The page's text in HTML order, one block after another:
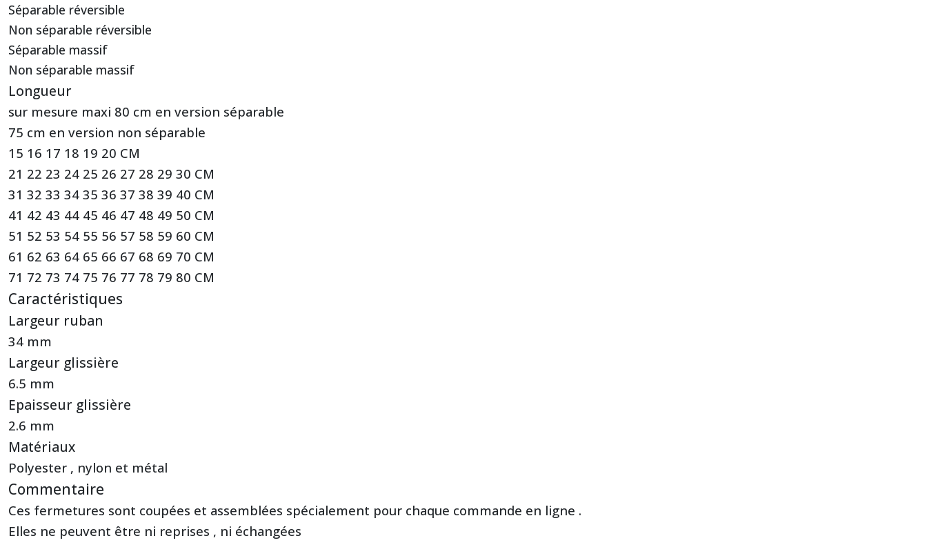
Séparable réversible
Non séparable réversible
Séparable massif
Non séparable massif
Longueur
sur mesure maxi 80 cm en version séparable
75 cm en version non séparable
15 16 17 18 19 20 CM
21 22 23 24 25 26 27 28 29 30 CM
31 32 33 34 35 36 37 38 39 40 CM
41 42 43 44 45 46 47 48 49 50 CM
51 52 53 54 55 56 57 58 59 60 CM
61 62 63 64 65 66 67 68 69 70 CM
71 72 73 74 75 76 77 78 79 80 CM
Caractéristiques
Largeur ruban
34 mm
Largeur glissière
6.5 mm
Epaisseur glissière
2.6 mm
Matériaux
Polyester , nylon et métal
Commentaire
Ces fermetures sont coupées et assemblées spécialement pour chaque commande en ligne .
Elles ne peuvent être ni reprises , ni échangées